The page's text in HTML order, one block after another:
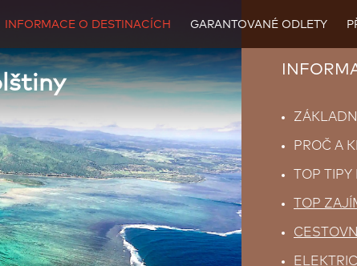
INFORMACE O DESTINACÍCH GARANTOVANÉ ODLETY
PROČ A
TOP
TOP